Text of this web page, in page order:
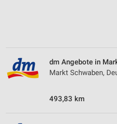
dm Angebote in
Markt Schwaben,
493,83 km